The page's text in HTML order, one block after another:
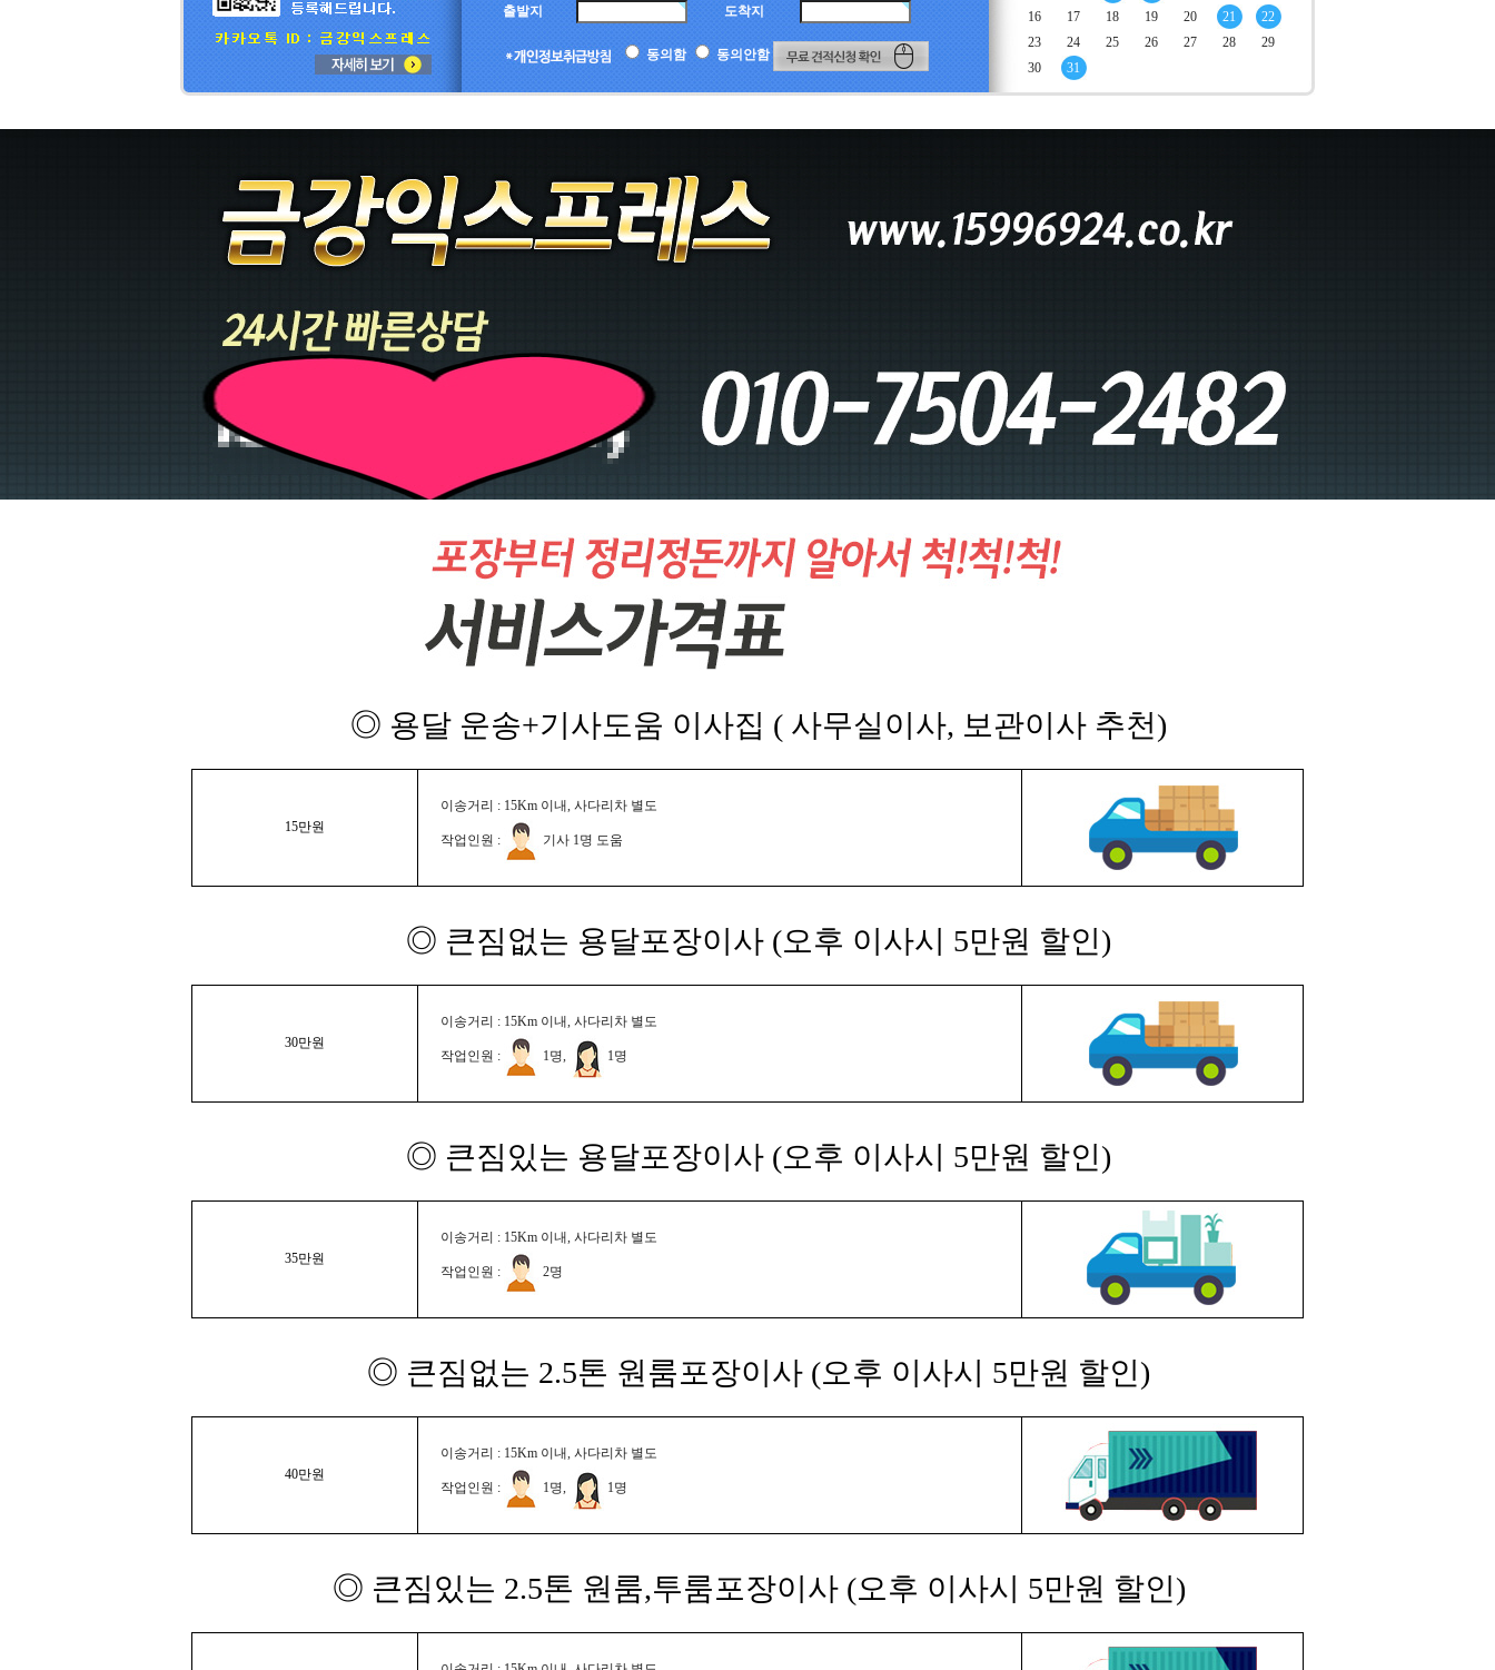
출발지 도착지
동의함 동의안함
16
17 18 19 20 21
22
23
24 25 26 27 28
29
30
31
◎ 용달 운송+기사도움 이사집 ( 사무실이사, 보관이사 추천)
15만원
이송거리 : 15Km 이내, 사다리차 별도
작업인원 : 기사 1명 도움
◎ 큰짐없는 용달포장이사 (오후 이사시 5만원 할인)
30만원
이송거리 : 15Km 이내, 사다리차 별도
작업인원 : 1명, 1명
◎ 큰짐있는 용달포장이사 (오후 이사시 5만원 할인)
35만원
이송거리 : 15Km 이내, 사다리차 별도
작업인원 : 2명
◎ 큰짐없는 2.5톤 원룸포장이사 (오후 이사시 5만원 할인)
40만원
이송거리 : 15Km 이내, 사다리차 별도
작업인원 : 1명, 1명
◎ 큰짐있는 2.5톤 원룸,투룸포장이사 (오후 이사시 5만원 할인)